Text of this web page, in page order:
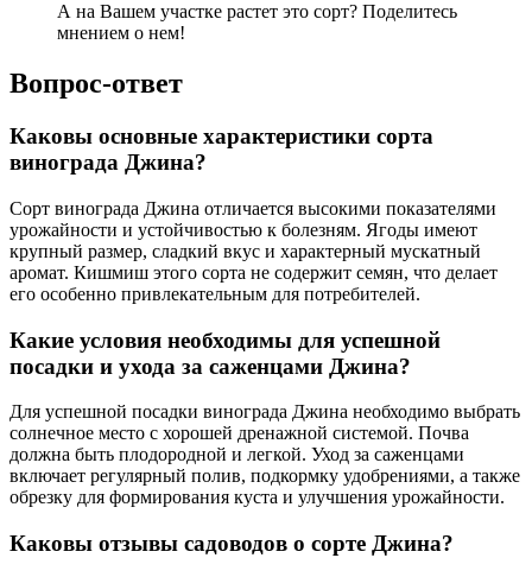
А на Вашем участке растет это сорт? Поделитесь
мнением о нем!
Вопрос-ответ
Каковы основные характеристики сорта
винограда Джина?
Сорт винограда Джина отличается высокими показателями
урожайности и устойчивостью к болезням. Ягоды имеют
крупный размер, сладкий вкус и характерный мускатный
аромат. Кишмиш этого сорта не содержит семян, что делает
его особенно привлекательным для потребителей.
Какие условия необходимы для успешной
посадки и ухода за саженцами Джина?
Для успешной посадки винограда Джина необходимо выбрать
солнечное место с хорошей дренажной системой. Почва
должна быть плодородной и легкой. Уход за саженцами
включает регулярный полив, подкормку удобрениями, а также
обрезку для формирования куста и улучшения урожайности.
Каковы отзывы садоводов о сорте Джина?